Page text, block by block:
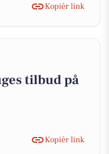
Kopiér link
tilbud på
Kopiér link